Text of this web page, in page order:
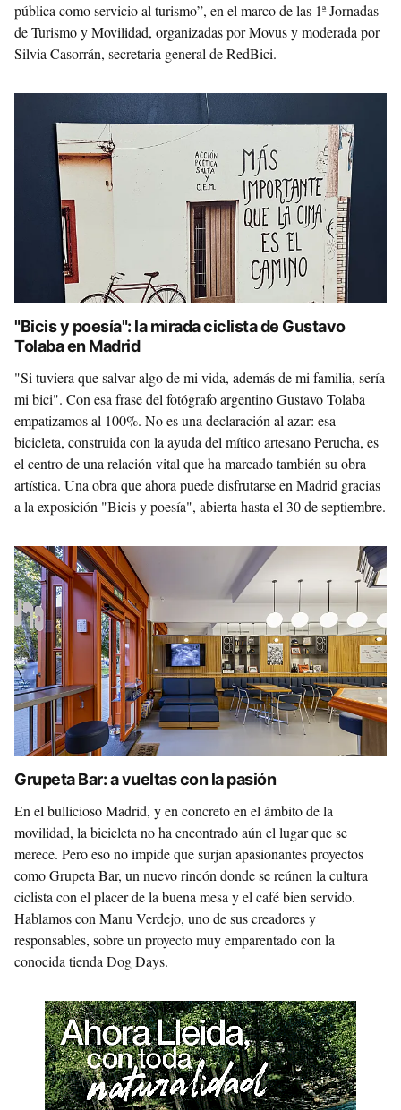
pública como servicio al turismo”, en el marco de las 1ª Jornadas
de Turismo y Movilidad, organizadas por Movus y moderada por
Silvia Casorrán, secretaria general de RedBici.
"Bicis y poesía": la mirada ciclista de Gustavo
Tolaba en Madrid
"Si tuviera que salvar algo de mi vida, además de mi familia, sería
mi bici". Con esa frase del fotógrafo argentino Gustavo Tolaba
empatizamos al 100%. No es una declaración al azar: esa
bicicleta, construida con la ayuda del mítico artesano Perucha, es
el centro de una relación vital que ha marcado también su obra
artística. Una obra que ahora puede disfrutarse en Madrid gracias
a la exposición "Bicis y poesía", abierta hasta el 30 de septiembre.
Grupeta Bar: a vueltas con la pasión
En el bullicioso Madrid, y en concreto en el ámbito de la
movilidad, la bicicleta no ha encontrado aún el lugar que se
merece. Pero eso no impide que surjan apasionantes proyectos
como Grupeta Bar, un nuevo rincón donde se reúnen la cultura
ciclista con el placer de la buena mesa y el café bien servido.
Hablamos con Manu Verdejo, uno de sus creadores y
responsables, sobre un proyecto muy emparentado con la
conocida tienda Dog Days.